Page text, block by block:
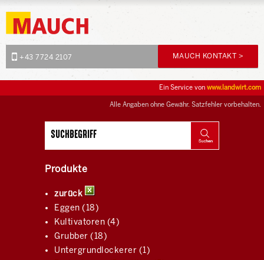
+43 7724 2107 MAUCH KONTAKT >
Alle Angaben ohne Gewähr. Satzfehler vorbehalten.
Ein Service von www.landwirt.com
Produkte
zurück
Eggen (18)
Kultivatoren (4)
Grubber (18)
Untergrundlockerer (1)